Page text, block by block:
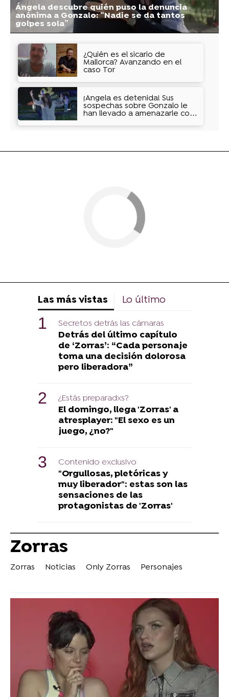
Ángela descubre quién puso la denuncia
anónima a Gonzalo: “Nadie se da tantos
golpes sola”
¿Quién es el sicario de
Mallorca? Avanzando en el
caso Tor
¡Ángela es detenida! Sus
sospechas sobre Gonzalo le
han llevado a amenazarle con
Las más vistas Lo último
Secretos detrás las cámaras
Detrás del último capítulo
de ‘Zorras’: “Cada personaje
toma una decisión dolorosa
pero liberadora”
¿Estás preparadxs?
El domingo, llega 'Zorras' a
atresplayer: "El sexo es un
juego, ¿no?"
Contenido exclusivo
"Orgullosas, pletóricas y
muy liberador": estas son las
sensaciones de las
protagonistas de 'Zorras'
Zorras
Zorras Noticias Only Zorras Personajes